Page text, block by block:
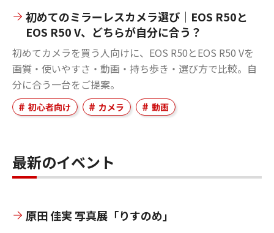
初めてのミラーレスカメラ選び｜EOS R50と
EOS R50 V、どちらが自分に合う？
初めてカメラを買う人向けに、EOS R50とEOS R50 Vを
画質・使いやすさ・動画・持ち歩き・選び方で比較。自
分に合う一台をご提案。
初心者向け カメラ 動画
最新のイベント
原田 佳実 写真展「りすのめ」